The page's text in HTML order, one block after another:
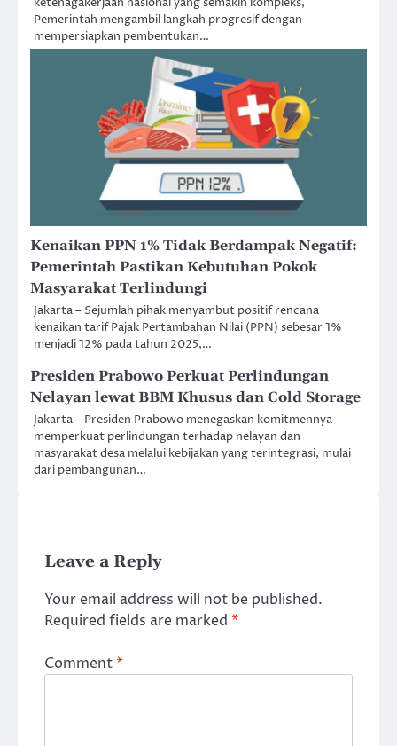
Pemerintah mengambil langkah progresif dengan
mempersiapkan pembentukan…
Kenaikan PPN 1% Tidak Berdampak Negatif:
Pemerintah Pastikan Kebutuhan Pokok
Masyarakat Terlindungi
Jakarta – Sejumlah pihak menyambut positif rencana
kenaikan tarif Pajak Pertambahan Nilai (PPN) sebesar 1%
menjadi 12% pada tahun 2025,…
Presiden Prabowo Perkuat Perlindungan
Nelayan lewat BBM Khusus dan Cold Storage
Jakarta – Presiden Prabowo menegaskan komitmennya
memperkuat perlindungan terhadap nelayan dan
masyarakat desa melalui kebijakan yang terintegrasi, mulai
dari pembangunan…
Leave a Reply
Your email address will not be published.
Required fields are marked *
Comment*